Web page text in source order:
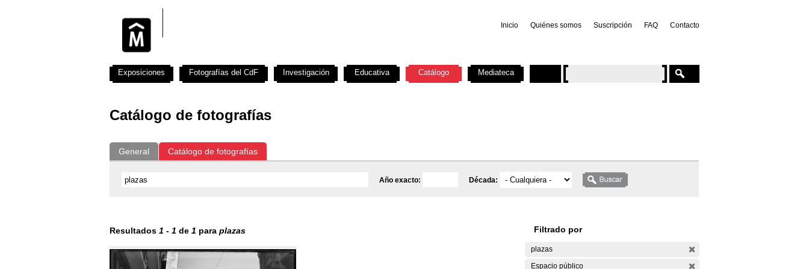
Inicio Quiénes somos Suscripción FAQ Contacto
Catálogo de fotografías
General Catálogo de fotografías
Año exacto: Década:
Resultados 1 - 1 de 1 para plazas Filtrado por
plazas
Espacio público
Exposiciones Fotografías del CdF Investigación Educativa Catálogo Mediateca